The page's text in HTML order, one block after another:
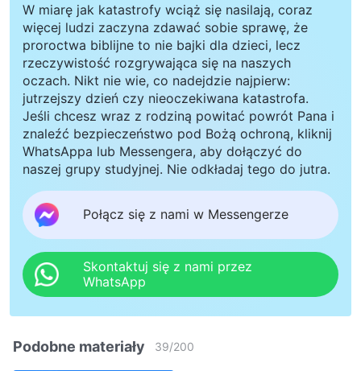
W miarę jak katastrofy wciąż się nasilają, coraz
więcej ludzi zaczyna zdawać sobie sprawę, że
proroctwa biblijne to nie bajki dla dzieci, lecz
rzeczywistość rozgrywająca się na naszych
oczach. Nikt nie wie, co nadejdzie najpierw:
jutrzejszy dzień czy nieoczekiwana katastrofa.
Jeśli chcesz wraz z rodziną powitać powrót Pana i
znaleźć bezpieczeństwo pod Bożą ochroną, kliknij
WhatsAppa lub Messengera, aby dołączyć do
naszej grupy studyjnej. Nie odkładaj tego do jutra.
Połącz się z nami w Messengerze
Skontaktuj się z nami przez
WhatsApp
Podobne materiały 39/200